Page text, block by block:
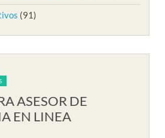
(91)
AUXILIAR DE